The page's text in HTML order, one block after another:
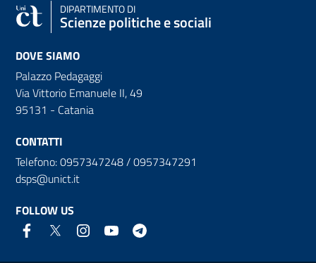
DIPARTIMENTO DI
Scienze politiche e sociali
DOVE SIAMO
Palazzo Pedagaggi
Via Vittorio Emanuele II, 49
95131 - Catania
CONTATTI
Telefono: 0957347248 / 0957347291
dsps@unict.it
FOLLOW US